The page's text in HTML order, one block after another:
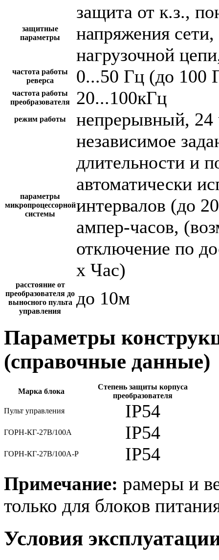
защитные
параметры
защита от к.з.,
напряжения
нагрузочной
частота работы
реверса
0...50 Гц (до 100
частота работы
преобразователя
20...100кГц
режим работы непрерывный, 24
параметры
микропроцессорной
системы
независимое
длительности и
автоматически
интервалов (до
ампер-часов,
отключение по
х Час)
расстояние от
преобразователя до
выносного пульта
управления
до 10м
Параметры
(справочные данные)
Марка блока
Степень защиты корпуса
преобразователя
Пульт управления
IP54
ГОРН-КГ-27В/100А IP54
ГОРН-КГ-27В/100А-Р IP54
Примечание: рамеры и
только для блоков
Условия